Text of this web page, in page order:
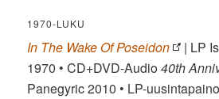
1970-LUKU
In The Wake Of Poseidon
| LP
1970 • CD+DVD-Audio40th
Panegyric 2010 • LP-